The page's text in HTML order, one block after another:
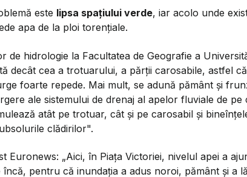
este lipsa spațiului verde, iar acolo unde
apa de la ploi torențiale.
de hidrologie la Facultatea de Geografie a
decât cea a trotuarului, a părții carosabile, astfel
foarte repede. Mai mult, se adună pământ și
ale sistemului de drenaj al apelor fluviale de pe
atât pe trotuar, cât și pe carosabil și
clădirilor".
Euronews: „Aici, în Piața Victoriei, nivelul apei a
încă, pentru că inundația a adus noroi, pământ și a